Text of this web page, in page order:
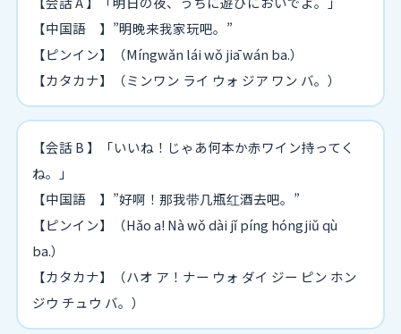
【中国語 】”明晚来我家玩吧。”
【ピンイン】（Míngwǎn lái wǒ jiā wán ba.）
【カタカナ】（ミンワン ライ ウォ ジア ワン バ。）
【会話 B 】「いいね！じゃあ何本か赤ワイン持ってく
ね。」
【中国語 】”好啊！那我带几瓶红酒去吧。”
【ピンイン】（Hǎo a! Nà wǒ dài jǐ píng hóngjiǔ qù
ba.）
【カタカナ】（ハオ ア！ナー ウォ ダイ ジー ピン ホン
ジウ チュウ バ。）